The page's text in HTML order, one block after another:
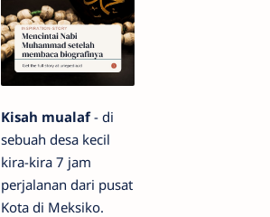
Kisah mualaf- di
sebuah desa kecil
kira-kira 7 jam
perjalanan dari pusat
Kota di Meksiko.